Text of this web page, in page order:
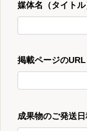
媒体名（タイトル
掲載ページのURL
成果物のご発送